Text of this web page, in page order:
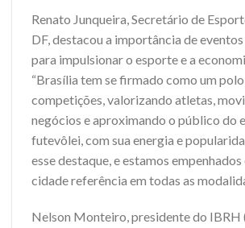
Renato Junqueira, Secretário de
DF, destacou a importância de
para impulsionar o esporte e a
“Brasília tem se firmado como um
competições, valorizando atletas,
negócios e aproximando o público do
futevôlei, com sua energia e
esse destaque, e estamos
cidade referência em todas as
Nelson Monteiro, presidente do IBRH